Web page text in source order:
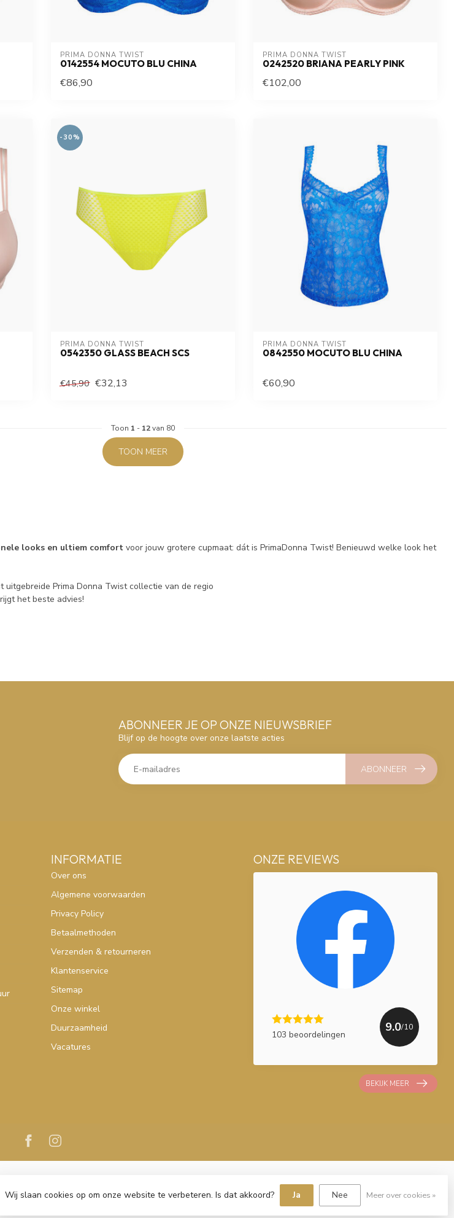
PRIMA DONNA TWIST
0142554 MOCUTO BLU CHINA
€86,90
PRIMA DONNA TWIST
0242520 BRIANA PEARLY PINK
€102,00
-30%
PRIMA DONNA TWIST
0542350 GLASS BEACH SCS
€45,90 €32,13
PRIMA DONNA TWIST
0842550 MOCUTO BLU CHINA
€60,90
Toon 1 - 12van 80
TOON MEER
looks en ultiem comfort voor jouw grotere cupmaat: dát is PrimaDonna Twist! Benieuwd welke look het
uitgebreide Prima Donna Twist collectie van de regio
het beste advies!
ABONNEER JE OP ONZE NIEUWSBRIEF
Blijf op de hoogte over onze laatste acties
ABONNEER
INFORMATIE
Over ons
Algemene voorwaarden
Privacy Policy
Betaalmethoden
Verzenden & retourneren
Klantenservice
Sitemap
Onze winkel
Duurzaamheid
Vacatures
ONZE REVIEWS
103 beoordelingen
9.0/10
BEKIJK MEER
Wij slaan cookies op om onze website te verbeteren. Is dat akkoord? Ja Nee Meer over cookies »